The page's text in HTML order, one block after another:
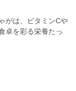
がは、ビタミンCや
卓を彩る栄養たっ